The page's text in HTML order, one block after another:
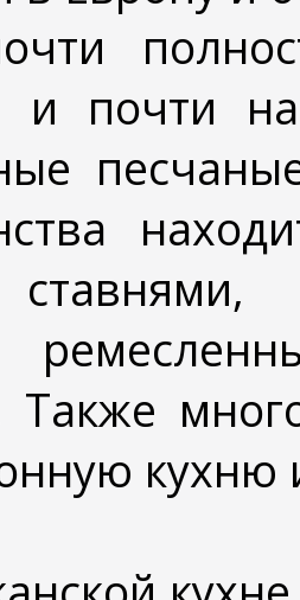
и почти
Также